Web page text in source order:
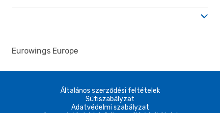
Eurowings Europe
Általános szerződési feltételek
Sütiszabályzat
Adatvédelmi szabályzat